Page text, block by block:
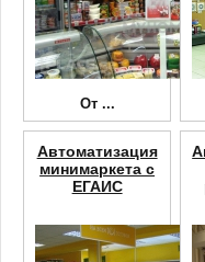
От ...
Автоматизация
минимаркета с
ЕГАИС